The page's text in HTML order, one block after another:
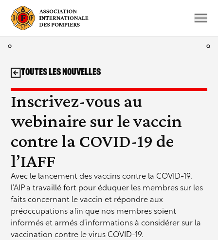
contenu
Inscrivez-vous au
webinaire sur le vaccin
contre la COVID-19 de
l’IAFF
Avec le lancement des vaccins contre la COVID-19,
l’AIP a travaillé fort pour éduquer les membres sur les
faits concernant le vaccin et répondre aux
préoccupations afin que nos membres soient
informés et armés d’informations à considérer sur la
vaccination contre le virus COVID-19.
Toutes les nouvelles